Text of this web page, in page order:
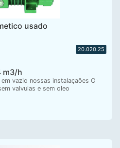
usado
m3/h
20.020.25
vazio nossas instalaçaões O
valvulas e sem oleo